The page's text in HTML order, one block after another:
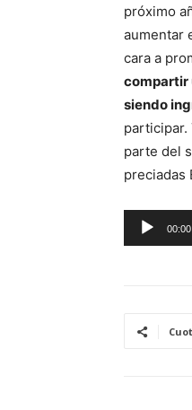
próximo
aumentar
cara a
compartir
siendo
participar.
parte del
preciadas
e
00:00